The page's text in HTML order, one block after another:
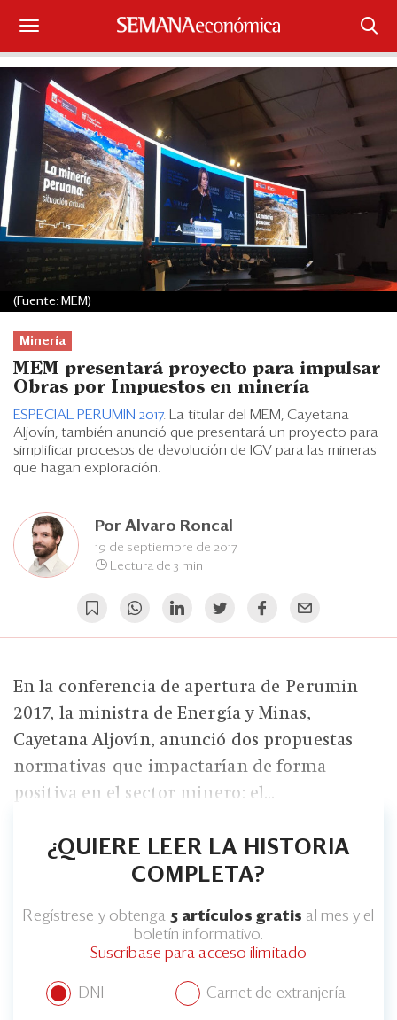
Suscríbase
Iniciar sesión
Portada
¿Qué está pasando?
Sectores y Empresas
Management
Economía y Finanzas
Eventos
Blogs
Ranking CEO
Edición Impresa
Minería
MEM presentará proyecto para impulsar
Obras por Impuestos en minería
ESPECIAL PERUMIN 2017. La titular del MEM, Cayetana
Aljovín, también anunció que presentará un proyecto para
simplificar procesos de devolución de IGV para las mineras
que hagan exploración.
Por Alvaro Roncal
19 de septiembre de 2017
Lectura de 3 min
(Fuente: MEM)
En la conferencia de apertura de Perumin
2017, la ministra de Energía y Minas,
Cayetana Aljovín, anunció dos propuestas
normativas que impactarían de forma
positiva en el sector minero: el...
¿QUIERE LEER LA HISTORIA
COMPLETA?
Regístrese y obtenga 5 artículos gratis al mes y el
boletín informativo.
Suscríbase para acceso ilimitado
DNI Carnet de extranjería